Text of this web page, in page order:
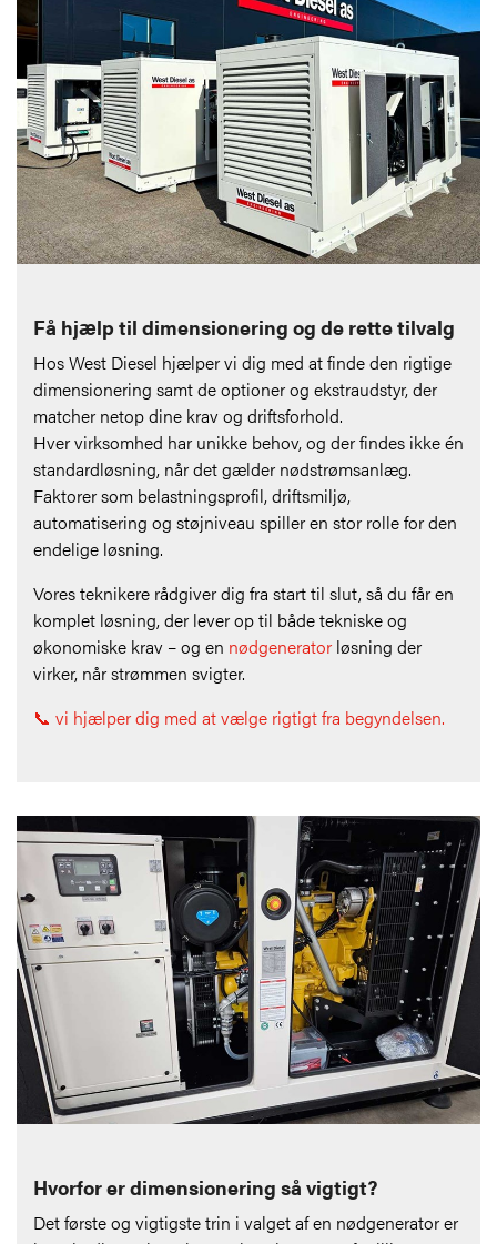
Få hjælp til dimensionering og de rette tilvalg
Hos West Diesel hjælper vi dig med at finde den rigtige
dimensionering samt de optioner og ekstraudstyr, der
matcher netop dine krav og driftsforhold.
Hver virksomhed har unikke behov, og der findes ikke én
standardløsning, når det gælder nødstrømsanlæg.
Faktorer som belastningsprofil, driftsmiljø,
automatisering og støjniveau spiller en stor rolle for den
endelige løsning.
Vores teknikere rådgiver dig fra start til slut, så du får en
komplet løsning, der lever op til både tekniske og
økonomiske krav – og en nødgenerator løsning der
virker, når strømmen svigter.
📞 vi hjælper dig med at vælge rigtigt fra begyndelsen.
Hvorfor er dimensionering så vigtigt?
Det første og vigtigste trin i valget af en nødgenerator er